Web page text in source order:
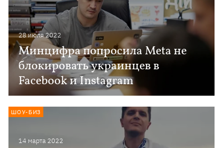
28 июля 2022
Минцифра попросила Meta не
блокировать украинцев в
Facebook и Instagram
14 марта 2022
ШОУ-БИЗ